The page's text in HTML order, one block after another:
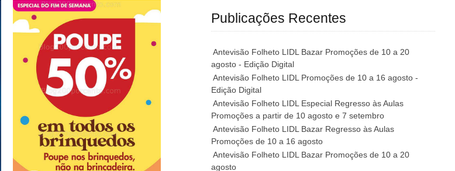
Publicações Recentes
Antevisão Folheto LIDL Bazar Promoções de 10 a 20
agosto - Edição Digital
Antevisão Folheto LIDL Promoções de 10 a 16 agosto -
Edição Digital
Antevisão Folheto LIDL Especial Regresso às Aulas
Promoções a partir de 10 agosto e 7 setembro
Antevisão Folheto LIDL Bazar Regresso às Aulas
Promoções de 10 a 16 agosto
Antevisão Folheto LIDL Bazar Promoções de 10 a 20
agosto